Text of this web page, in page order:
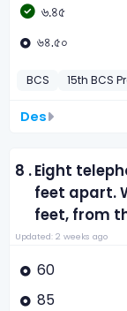
৬.৪৫
৬৪.৫০
BCS 15th BCS
Des
8 .Eight
feet apart.
feet, from
Updated: 2 weeks ago
60
85